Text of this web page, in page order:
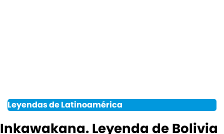
Leyendas de Latinoamérica
Inkawakana. Leyenda de Bolivia